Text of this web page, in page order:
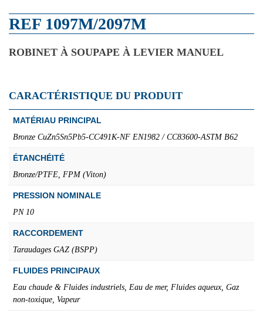
REF 1097M/2097M
ROBINET À SOUPAPE À LEVIER MANUEL
CARACTÉRISTIQUE DU PRODUIT
MATÉRIAU PRINCIPAL
Bronze CuZn5Sn5Pb5-CC491K-NF EN1982 / CC83600-ASTM B62
ÉTANCHÉITÉ
Bronze/PTFE, FPM (Viton)
PRESSION NOMINALE
PN 10
RACCORDEMENT
Taraudages GAZ (BSPP)
FLUIDES PRINCIPAUX
Eau chaude & Fluides industriels, Eau de mer, Fluides aqueux, Gaz
non-toxique, Vapeur